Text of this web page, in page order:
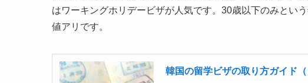
はワーキングホリデービザが人気です。30歳以下のみとい
値アリです。
韓国の留学ビザの取り方ガイド